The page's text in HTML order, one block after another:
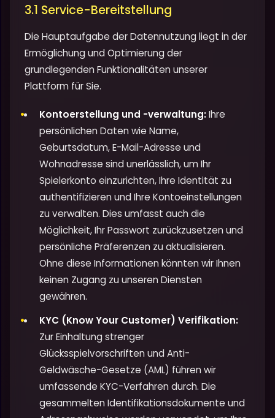
3.1 Service-Bereitstellung
Die Hauptaufgabe der Datennutzung liegt in der
Ermöglichung und Optimierung der
grundlegenden Funktionalitäten unserer
Plattform für Sie.
Kontoerstellung und -verwaltung:Ihre
persönlichen Daten wie Name,
Geburtsdatum, E-Mail-Adresse und
Wohnadresse sind unerlässlich, um Ihr
Spielerkonto einzurichten, Ihre Identität zu
authentifizieren und Ihre Kontoeinstellungen
zu verwalten. Dies umfasst auch die
Möglichkeit, Ihr Passwort zurückzusetzen und
persönliche Präferenzen zu aktualisieren.
Ohne diese Informationen könnten wir Ihnen
keinen Zugang zu unseren Diensten
gewähren.
KYC (Know Your Customer) Verifikation:
Zur Einhaltung strenger
Glücksspielvorschriften und Anti-
Geldwäsche-Gesetze (AML) führen wir
umfassende KYC-Verfahren durch. Die
gesammelten Identifikationsdokumente und